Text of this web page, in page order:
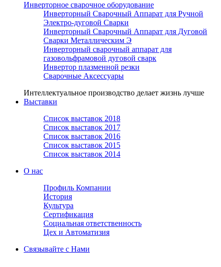
Инверторное сварочное оборудование
Инверторный Сварочный Аппарат для Ручной
Электро-дуговой Сварки
Инверторный Сварочный Аппарат для Дуговой
Сварки Металлическим Э
Инверторный сварочный аппарат для
газовольфрамовой дуговой сварк
Инвертор плазменной резки
Сварочные Аксессуары
Интеллектуальное производство делает жизнь лучше
Выставки
Список выставок 2018
Список выставок 2017
Список выставок 2016
Список выставок 2015
Список выставок 2014
О нас
Профиль Компании
История
Культура
Сертификация
Социальная ответственность
Цех и Автоматизия
Связывайте с Нами